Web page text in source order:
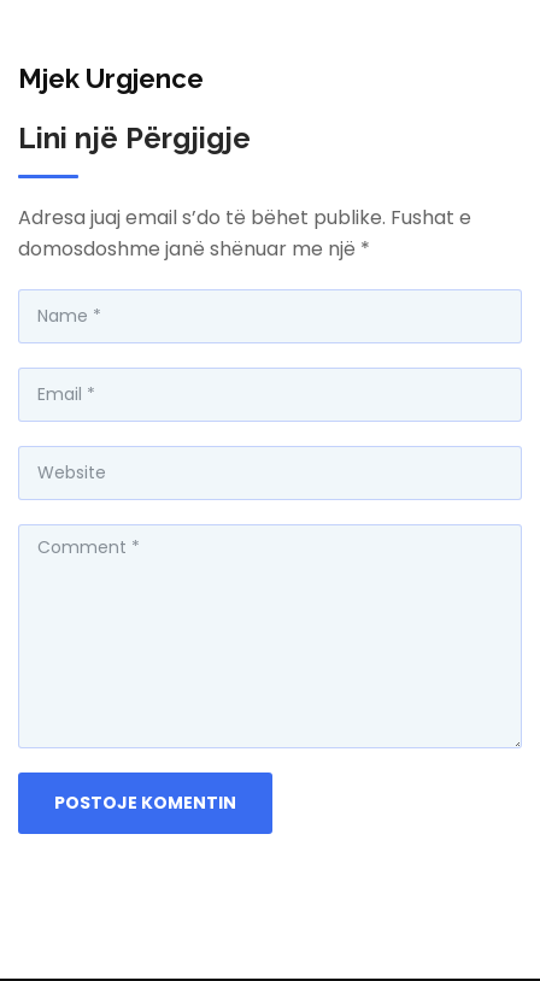
Mjek Urgjence
Lini një Përgjigje
Adresa juaj email s’do të bëhet publike. Fushat e
domosdoshme janë shënuar me një *